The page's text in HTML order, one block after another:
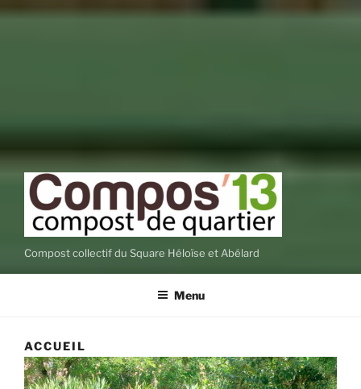
Compost collectif du Square Héloïse et Abélard
Menu
ACCUEIL